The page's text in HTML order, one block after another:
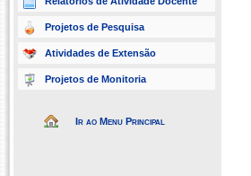
Projetos de Pesquisa
Atividades de Extensão
Projetos de Monitoria
Ir ao Menu Principal